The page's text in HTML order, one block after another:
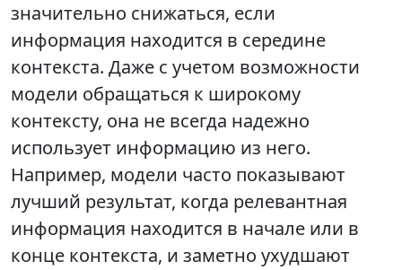
значительно снижаться, если
информация находится в середине
контекста. Даже с учетом возможности
модели обращаться к широкому
контексту, она не всегда надежно
использует информацию из него.
Например, модели часто показывают
лучший результат, когда релевантная
информация находится в начале или в
конце контекста, и заметно ухудшают